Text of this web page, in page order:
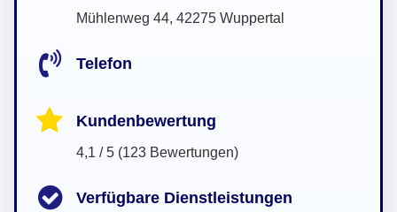
Mühlenweg 44, 42275 Wuppertal
Telefon
Kundenbewertung
4,1 / 5 (123 Bewertungen)
Verfügbare Dienstleistungen